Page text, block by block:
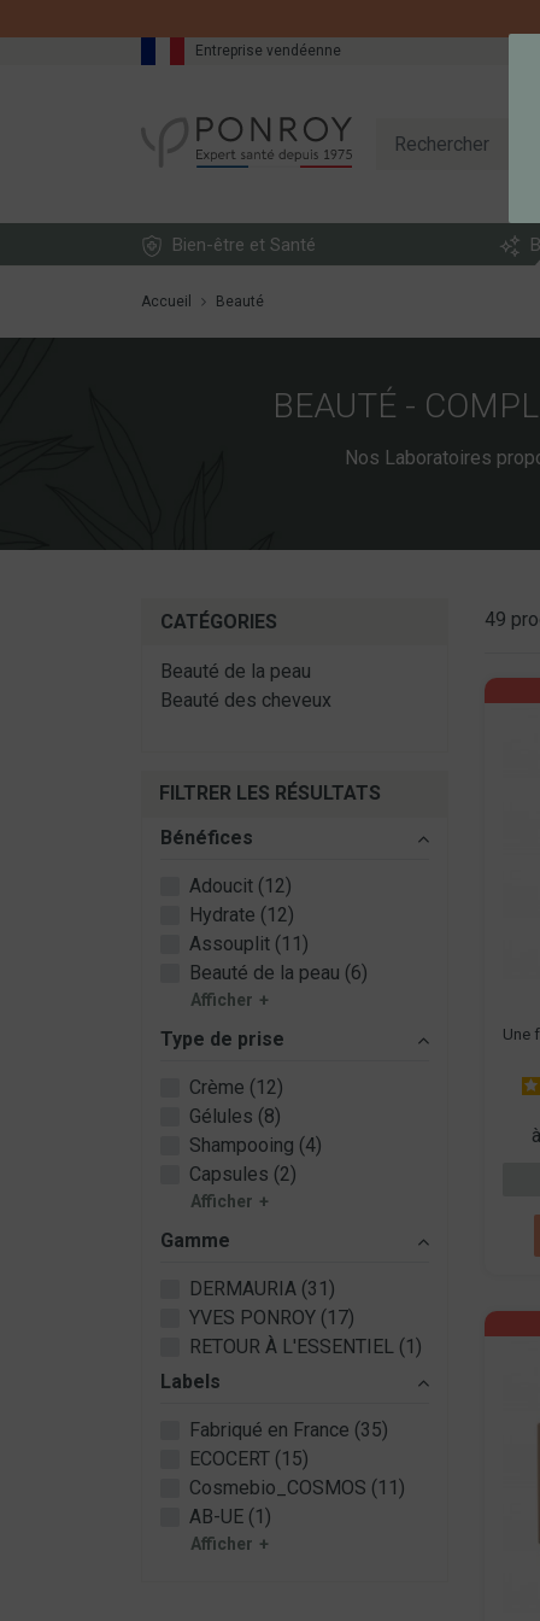
Bien-être et Santé
Entreprise vendéenne
Accueil Beauté
BEAUTÉ -
Nos Laboratoires
CATÉGORIES
Beauté de la peau
Beauté des cheveux
FILTRER LES RÉSULTATS
Bénéfices
Adoucit (12)
Hydrate (12)
Assouplit (11)
Beauté de la peau (6)
Afficher
Type de prise
Crème (12)
Gélules (8)
Shampooing (4)
Capsules (2)
Afficher
Gamme
DERMAURIA (31)
YVES PONROY (17)
RETOUR À L'ESSENTIEL (1)
Labels
Fabriqué en France (35)
ECOCERT (15)
Cosmebio_COSMOS (11)
AB-UE (1)
Afficher
49
Une